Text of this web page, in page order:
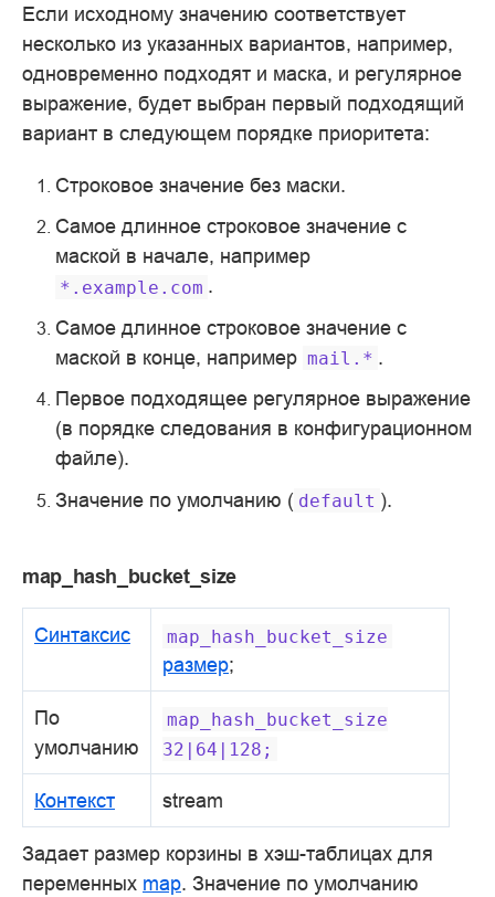
Если исходному значению соответствует
несколько из указанных вариантов, например,
одновременно подходят и маска, и регулярное
выражение, будет выбран первый подходящий
вариант в следующем порядке приоритета:
Cтроковое значение без маски.
Самое длинное строковое значение с
маской в начале, например
*.example.com .
Самое длинное строковое значение с
маской в конце, например mail.* .
Первое подходящее регулярное выражение
(в порядке следования в конфигурационном
файле).
Значение по умолчанию ( default ).
map_hash_bucket_size
Синтаксис map_hash_bucket_size
размер;
По
умолчанию
map_hash_bucket_size
32|64|128;
Контекст stream
Задает размер корзины в хэш-таблицах для
переменных map. Значение по умолчанию